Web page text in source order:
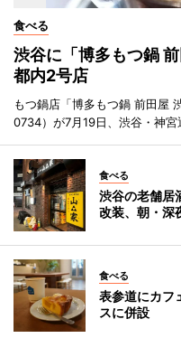
食べる
渋谷に「博多もつ鍋
都内2号店
もつ鍋店「博多もつ鍋 前田屋
0734）が7月19日、渋谷・神宮
食べる
渋谷の老舗
改装、朝・深
食べる
表参道にカ
スに併設